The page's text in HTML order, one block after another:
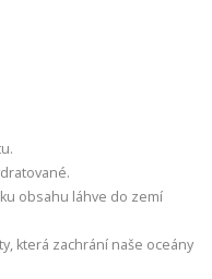
obsahu láhve do zemí
která zachrání naše oceány